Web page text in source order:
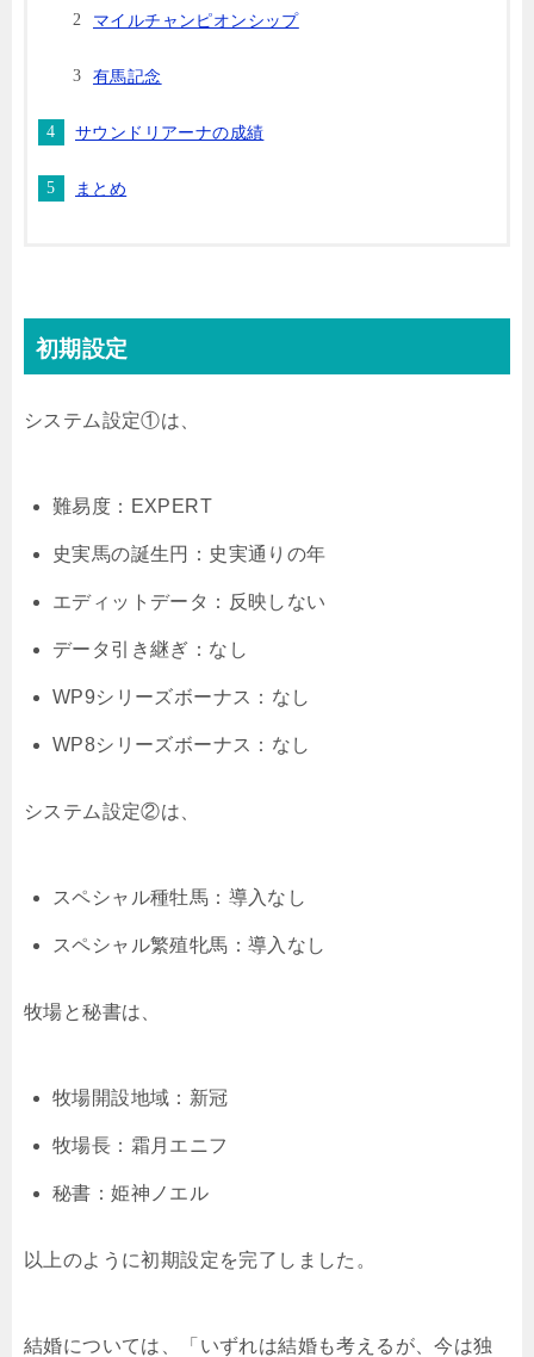
マイルチャンピオンシップ
有馬記念
サウンドリアーナの成績
まとめ
初期設定
システム設定①は、
難易度：EXPERT
史実馬の誕生円：史実通りの年
エディットデータ：反映しない
データ引き継ぎ：なし
WP9シリーズボーナス：なし
WP8シリーズボーナス：なし
システム設定②は、
スペシャル種牡馬：導入なし
スペシャル繁殖牝馬：導入なし
牧場と秘書は、
牧場開設地域：新冠
牧場長：霜月エニフ
秘書：姫神ノエル
以上のように初期設定を完了しました。
結婚については、「いずれは結婚も考えるが、今は独